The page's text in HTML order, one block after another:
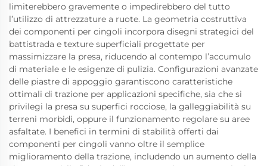
limiterebbero gravemente o impedirebbero del tutto
l’utilizzo di attrezzature a ruote. La geometria costruttiva
dei componenti per cingoli incorpora disegni strategici del
battistrada e texture superficiali progettate per
massimizzare la presa, riducendo al contempo l’accumulo
di materiale e le esigenze di pulizia. Configurazioni avanzate
delle piastre di appoggio garantiscono caratteristiche
ottimali di trazione per applicazioni specifiche, sia che si
privilegi la presa su superfici rocciose, la galleggiabilità su
terreni morbidi, oppure il funzionamento regolare su aree
asfaltate. I benefici in termini di stabilità offerti dai
componenti per cingoli vanno oltre il semplice
miglioramento della trazione, includendo un aumento della